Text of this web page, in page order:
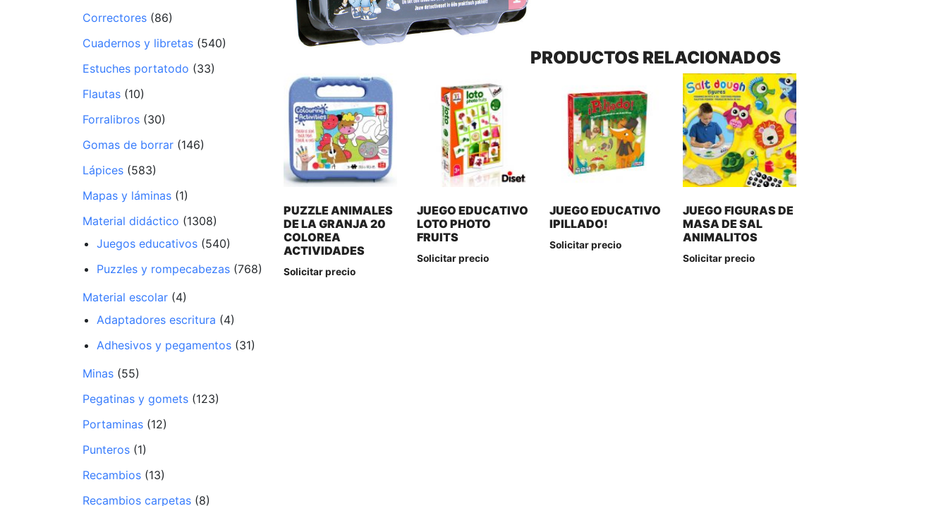
Correctores (86)
Cuadernos y libretas (540)
Estuches portatodo (33)
Flautas (10)
Forralibros (30)
Gomas de borrar (146)
Lápices (583)
Mapas y láminas (1)
Material didáctico (1308)
Juegos educativos (540)
Puzzles y rompecabezas (768)
Material escolar (4)
Adaptadores escritura (4)
Adhesivos y pegamentos (31)
Minas (55)
Pegatinas y gomets (123)
Portaminas (12)
Punteros (1)
Recambios (13)
Recambios carpetas (8)
PRODUCTOS RELACIONADOS
PUZZLE ANIMALES
DE LA GRANJA 20
COLOREA
ACTIVIDADES
Solicitar precio
JUEGO EDUCATIVO
LOTO PHOTO
FRUITS
Solicitar precio
JUEGO EDUCATIVO
IPILLADO!
Solicitar precio
JUEGO FIGURAS DE
MASA DE SAL
ANIMALITOS
Solicitar precio